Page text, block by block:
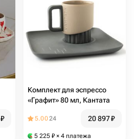
₽
Комплект для эспрессо
«Графит» 80 мл, Кантата
5.0024 20 897₽
5 225 ₽ × 4 платежа